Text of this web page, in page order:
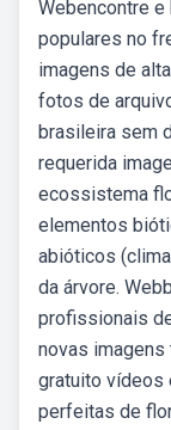
Webencontre
populares no
imagens de
fotos de
brasileira sem
requerida
ecossistema
elementos
abióticos
da árvore.
profissionais
novas
gratuito vídeos
perfeitas de